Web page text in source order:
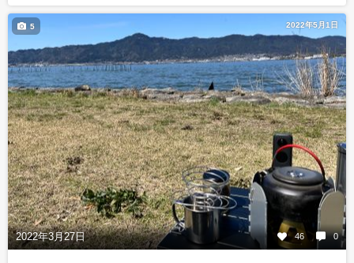
2022年5月1日
2022年3月27日 46 0
5